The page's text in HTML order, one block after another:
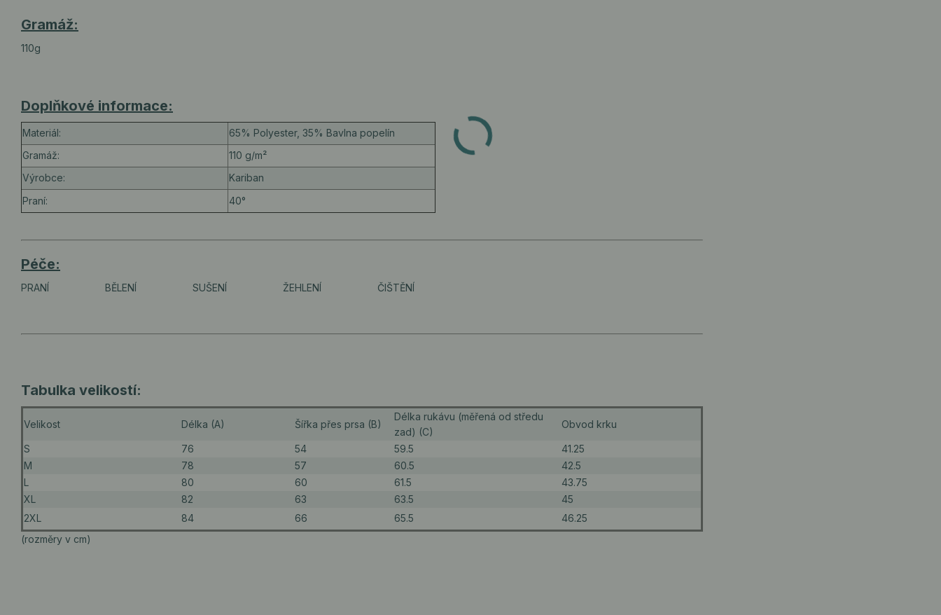
Gramáž:
110g
Doplňkové informace:
Materiál:
65% Polyester, 35% Bavlna popelín
Gramáž:
110 g/m²
Výrobce:
Kariban
Praní:
40°
Péče:
PRANÍ BĚLENÍ SUŠENÍ ŽEHLENÍ ČIŠTĚNÍ
Tabulka velikostí:
Velikost Délka (A) Šířka přes prsa (B)
Délka rukávu (měřená od středu
zad) (C)
Obvod krku
S 76 54 59.5
41.25
M
78 57 60.5
42.5
L
80 60 61.5
43.75
XL
82 63 63.5
45
2XL
84 66 65.5
46.25
(rozměry v cm)